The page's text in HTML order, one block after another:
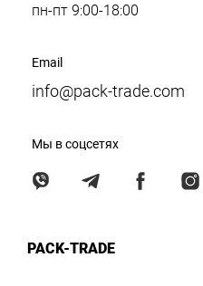
пн-пт 9:00-18:00
Email
info@pack-trade.com
Мы в соцсетях
PACK-TRADE